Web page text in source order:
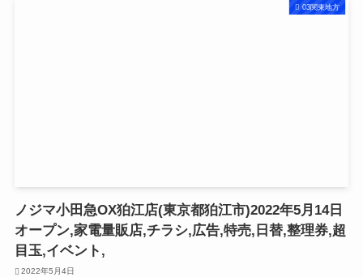
03関東地方
ノジマ小田急OX狛江店(東京都狛江市)2022年5月14日
オープン,家電量販店,チラシ,広告,特売,日替,整理券,超
目玉,イベント,
2022年5月4日